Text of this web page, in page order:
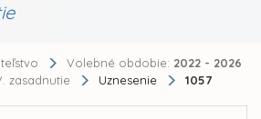
Volebné obdobie: 2022 - 2026
zasadnutie Uznesenie 1057